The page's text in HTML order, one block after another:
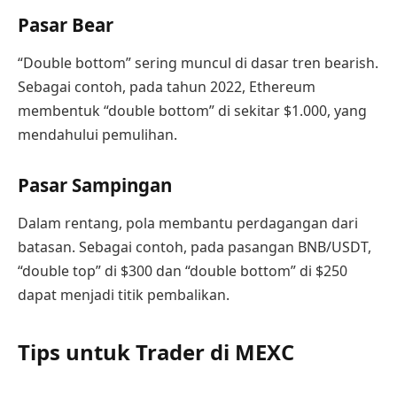
Pasar Bear
“Double bottom” sering muncul di dasar tren bearish.
Sebagai contoh, pada tahun 2022, Ethereum
membentuk “double bottom” di sekitar $1.000, yang
mendahului pemulihan.
Pasar Sampingan
Dalam rentang, pola membantu perdagangan dari
batasan. Sebagai contoh, pada pasangan BNB/USDT,
“double top” di $300 dan “double bottom” di $250
dapat menjadi titik pembalikan.
Tips untuk Trader di MEXC